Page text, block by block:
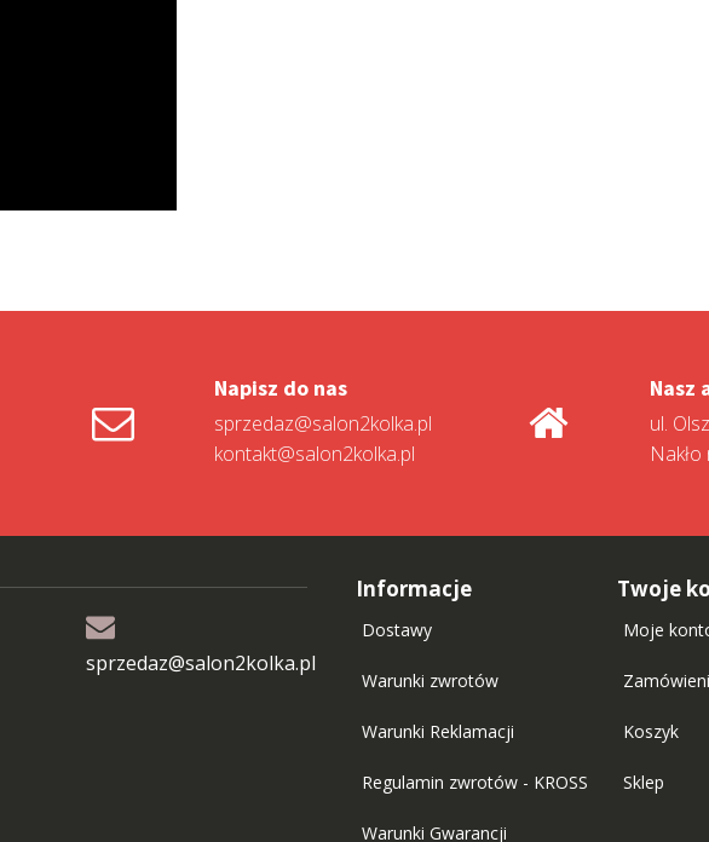
Napisz do nas
sprzedaz@salon2kolka.pl
kontakt@salon2kolka.pl
Nasz
ul.
sprzedaz@salon2kolka.pl
Informacje
Dostawy
Warunki zwrotów
Warunki Reklamacji
Regulamin zwrotów - KROSS
Warunki Gwarancji
Twoje
Moje
Koszyk
Sklep